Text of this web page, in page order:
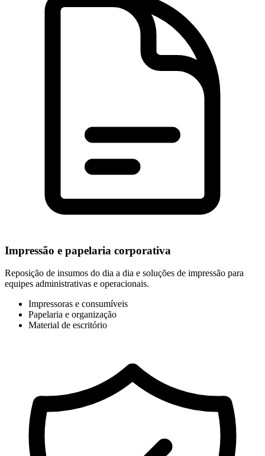
Impressão e papelaria corporativa
Reposição de insumos do dia a dia e soluções de impressão para
equipes administrativas e operacionais.
Impressoras e consumíveis
Papelaria e organização
Material de escritório